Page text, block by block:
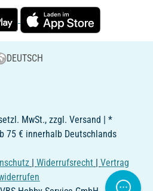
DEUTSCH
MwSt., zzgl. Versand | *
75 € innerhalb Deutschlands
|Widerrufsrecht |Vertrag